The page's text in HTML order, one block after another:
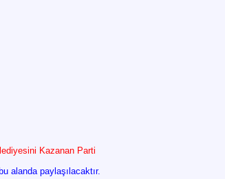
Kazanan Parti
alanda paylaşılacaktır.